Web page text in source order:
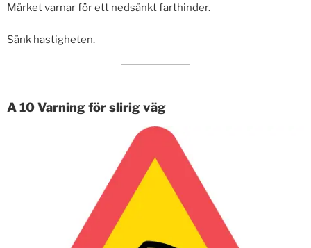
Märket varnar för ett nedsänkt farthinder.
Sänk hastigheten.
A 10 Varning för slirig väg